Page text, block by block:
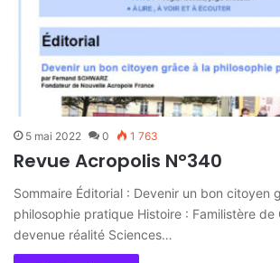
5 mai 2022 0 1 763
Revue Acropolis N°340
Sommaire Éditorial : Devenir un bon citoyen
philosophie pratique Histoire : Familistère de
devenue réalité Sciences…